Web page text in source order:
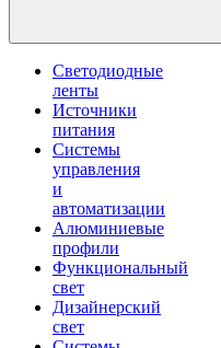
Светодиодные
ленты
Источники
питания
Системы
управления
и
автоматизации
Алюминиевые
профили
Функциональный
свет
Дизайнерский
свет